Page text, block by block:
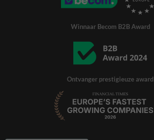
Winnaar Becom B2B Award
Ontvanger prestigieuze award